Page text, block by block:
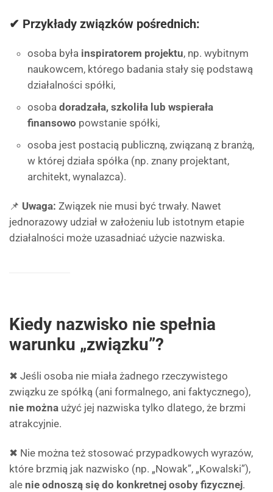
✔ Przykłady związków pośrednich:
osoba była inspiratorem projektu, np. wybitnym
naukowcem, którego badania stały się podstawą
działalności spółki,
osoba doradzała, szkoliła lub wspierała
finansowo powstanie spółki,
osoba jest postacią publiczną, związaną z branżą,
w której działa spółka (np. znany projektant,
architekt, wynalazca).
📌 Uwaga: Związek nie musi być trwały. Nawet
jednorazowy udział w założeniu lub istotnym etapie
działalności może uzasadniać użycie nazwiska.
Kiedy nazwisko nie spełnia
warunku „związku”?
✖ Jeśli osoba nie miała żadnego rzeczywistego
związku ze spółką (ani formalnego, ani faktycznego),
nie można użyć jej nazwiska tylko dlatego, że brzmi
atrakcyjnie.
✖ Nie można też stosować przypadkowych wyrazów,
które brzmią jak nazwisko (np. „Nowak”, „Kowalski”),
ale nie odnoszą się do konkretnej osoby fizycznej.